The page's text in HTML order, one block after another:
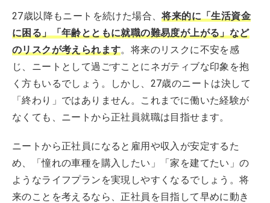
27歳以降もニートを続けた場合、将来的に「生活資金
に困る」「年齢とともに就職の難易度が上がる」など
のリスクが考えられます。将来のリスクに不安を感
じ、ニートとして過ごすことにネガティブな印象を抱
く方もいるでしょう。しかし、27歳のニートは決して
「終わり」ではありません。これまでに働いた経験が
なくても、ニートから正社員就職は目指せます。
ニートから正社員になると雇用や収入が安定するた
め、「憧れの車種を購入したい」「家を建てたい」の
ようなライフプランを実現しやすくなるでしょう。将
来のことを考えるなら、正社員を目指して早めに動き